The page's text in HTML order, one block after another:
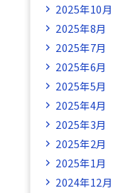
2025年10月
2025年8月
2025年7月
2025年6月
2025年5月
2025年4月
2025年3月
2025年2月
2025年1月
2024年12月